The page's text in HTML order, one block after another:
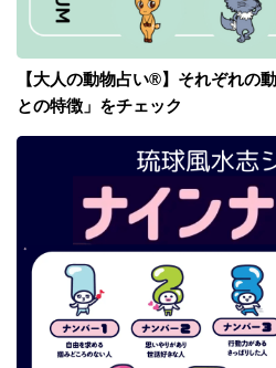
【大人の動物占い®】それぞれの
との特徴」をチェック